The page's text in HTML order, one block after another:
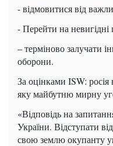
- відмовитися від
- Перейти на невигідні
– терміново залучати
оборони.
За оцінками ISW:
яку майбутню мирну
«Відповідь на
України. Відступати
свою землю окупанту